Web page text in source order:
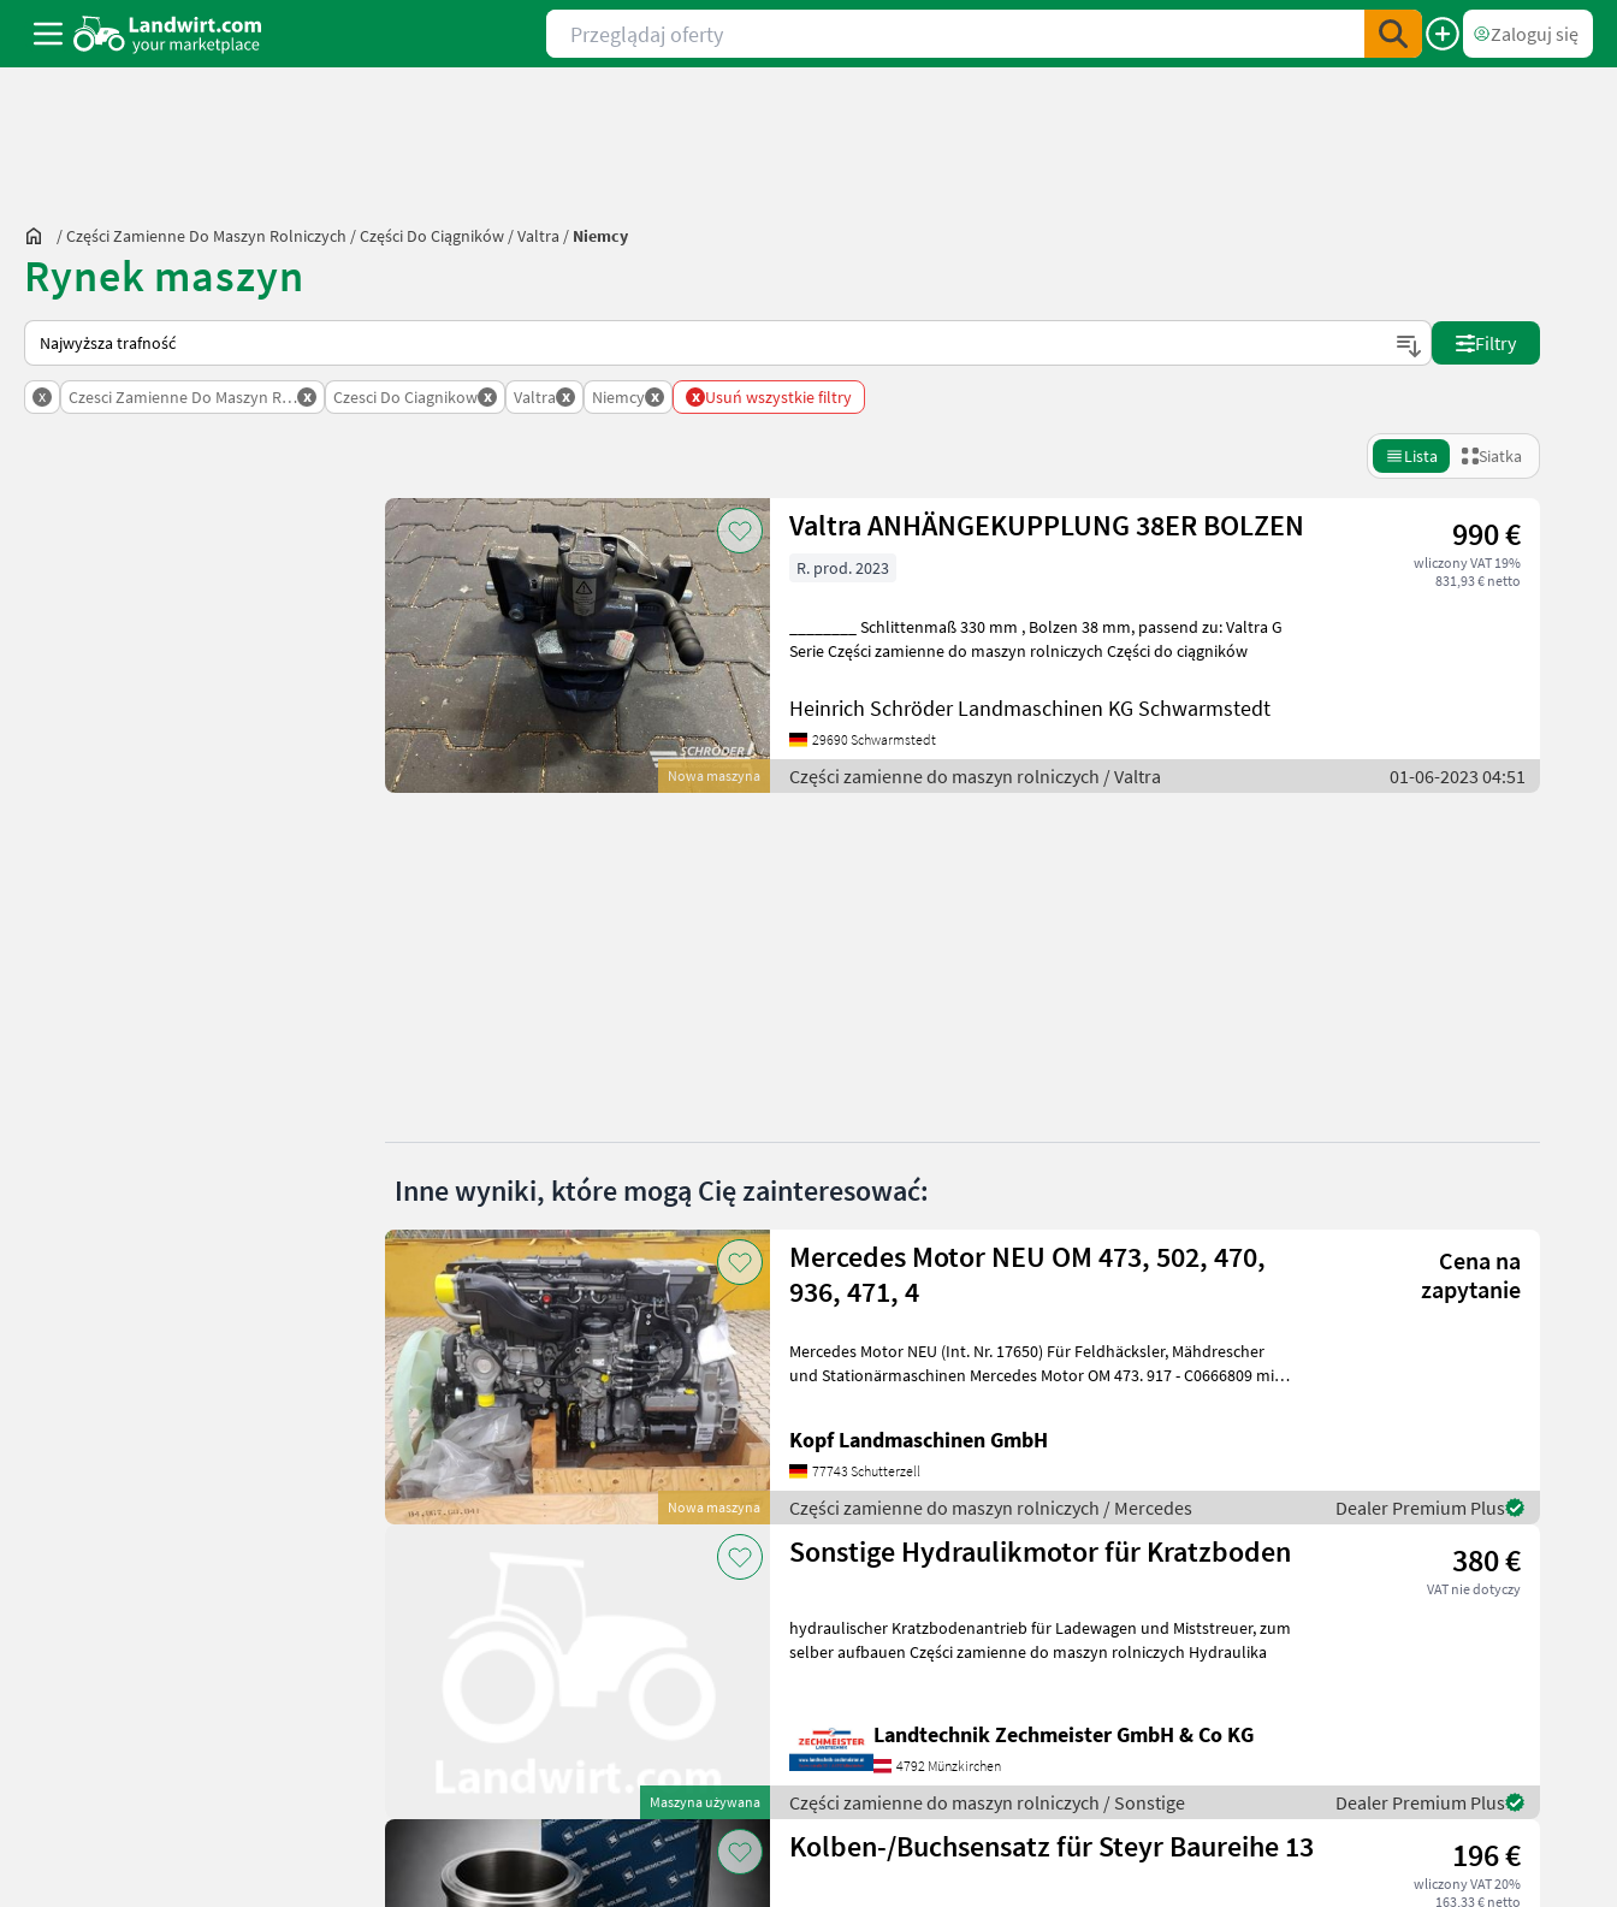
Przeglądaj oferty
Zaloguj się
/Części Zamienne Do Maszyn Rolniczych /Części Do Ciągników /Valtra / Niemcy
Rynek maszyn
Tak sortuje się na Landwirt.com
Filtry
x Czesci Zamienne Do Maszyn Rolniczych
x Czesci Do Ciagnikow x Valtra x Niemcy x x Usuń wszystkie filtry
Lista Siatka
Nowa maszyna
Valtra ANHÄNGEKUPPLUNG 38ER BOLZEN 990 €
wliczony VAT 19%
831,93 € netto
R. prod. 2023
________ Schlittenmaß 330 mm , Bolzen 38 mm, passend zu: Valtra G
Serie Części zamienne do maszyn rolniczych Części do ciągników
Heinrich Schröder Landmaschinen KG Schwarmstedt
29690 Schwarmstedt
Części zamienne do maszyn rolniczych / Valtra 01-06-2023 04:51
Inne wyniki, które mogą Cię zainteresować:
Nowa maszyna
Mercedes Motor NEU OM 473, 502, 470,
936, 471, 4
Cena na
zapytanie
Mercedes Motor NEU (Int. Nr. 17650) Für Feldhäcksler, Mähdrescher
und Stationärmaschinen Mercedes Motor OM 473. 917 - C0666809 mit
Kopf Landmaschinen GmbH
77743 Schutterzell
Części zamienne do maszyn rolniczych / Mercedes Dealer Premium Plus
Maszyna używana
Sonstige Hydraulikmotor für Kratzboden 380 €
VAT nie dotyczy
hydraulischer Kratzbodenantrieb für Ladewagen und Miststreuer, zum
selber aufbauen Części zamienne do maszyn rolniczych Hydraulika
Landtechnik Zechmeister GmbH & Co KG
4792 Münzkirchen
Części zamienne do maszyn rolniczych / Sonstige Dealer Premium Plus
Kolben-/Buchsensatz für Steyr Baureihe 13 196 €
wliczony VAT 20%
163,33 € netto